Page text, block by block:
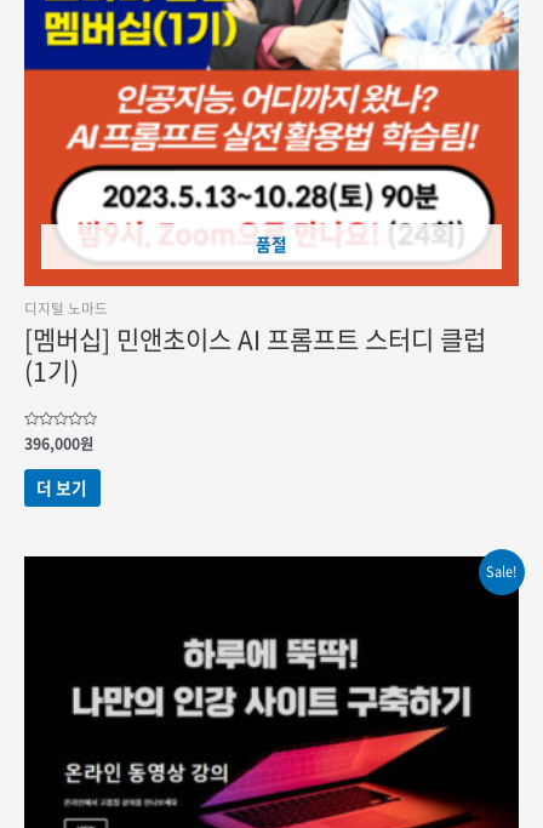
품절
디지털 노마드
[멤버십] 민앤초이스 AI 프롬프트 스터디 클럽
(1기)
5
중에서
0
로
평가됨
396,000원
더 보기
Sale!